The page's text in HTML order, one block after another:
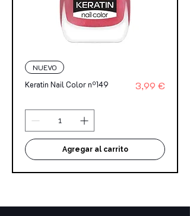
NUEVO
Keratin Nail Color nº149 Precio
3,99 €
Agregar al carrito